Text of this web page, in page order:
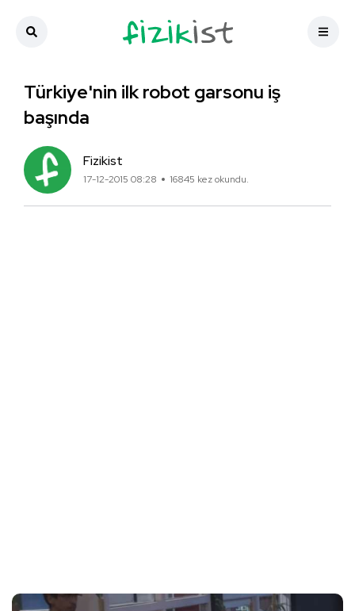
Türkiye'nin ilk robot garsonu iş
başında
Fizikist
17-12-2015 08:28 16845 kez okundu.